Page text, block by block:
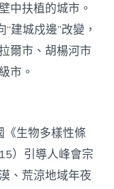
中扶植的城市。
建城戍邊”改變，
爾市、胡楊河市
市。
生物多樣性條
）引導人峰會宗
、荒涼地域年夜